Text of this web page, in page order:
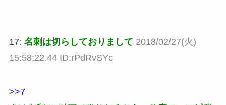
17: 名刺は切らしておりまして 2018/02/27(火)
15:58:22.44 ID:rPdRvSYc
>>7